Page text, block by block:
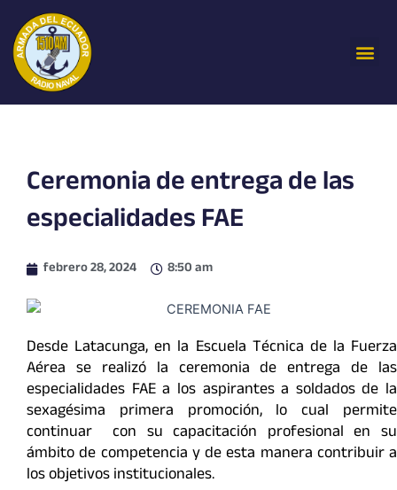
contenido
Ceremonia de entrega de las
especialidades FAE
febrero 28, 2024 8:50 am
Desde Latacunga, en la Escuela Técnica de la Fuerza
Aérea se realizó la ceremonia de entrega de las
especialidades FAE a los aspirantes a soldados de la
sexagésima primera promoción, lo cual permite
continuar con su capacitación profesional en su
ámbito de competencia y de esta manera contribuir a
los objetivos institucionales.